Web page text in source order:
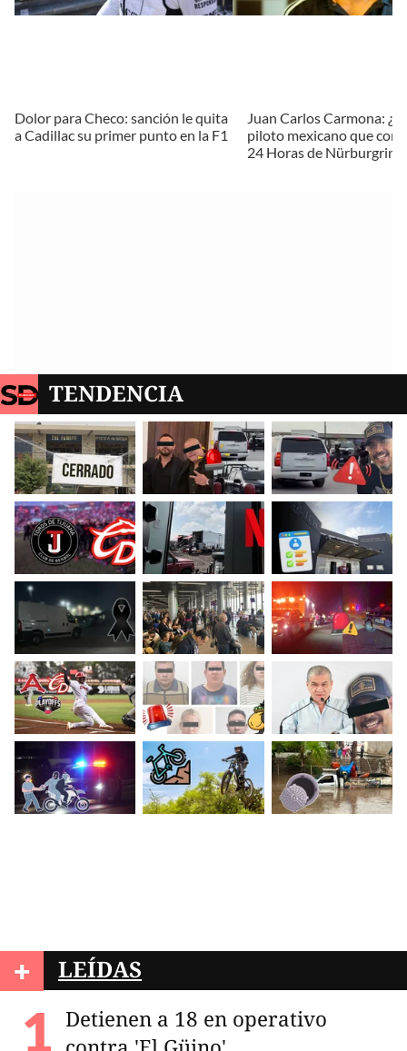
Dolor para Checo: sanción le quita
a Cadillac su primer punto en la F1
Juan Carlos Carmona:
piloto mexicano que
24 Horas de
TENDENCIA
+ LEÍDAS
Detienen a 18 en operativo